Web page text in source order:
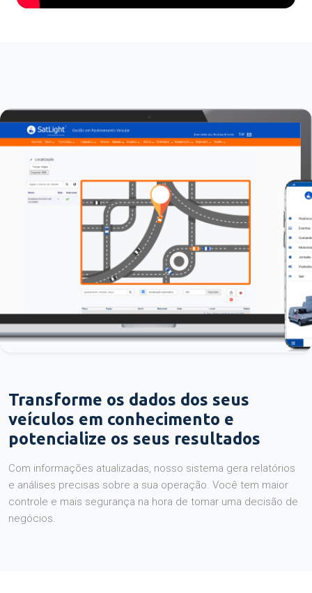
Transforme os dados dos seus
veículos em conhecimento e
potencialize os seus resultados
Com informações atualizadas, nosso sistema gera relatórios
e análises precisas sobre a sua operação. Você tem maior
controle e mais segurança na hora de tomar uma decisão de
negócios.